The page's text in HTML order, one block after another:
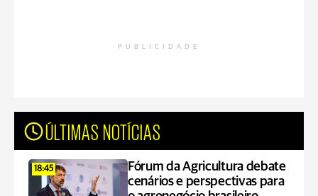
PUBLICIDADE
ÚLTIMAS NOTÍCIAS
18:45
Fórum da Agricultura debate
cenários e perspectivas para